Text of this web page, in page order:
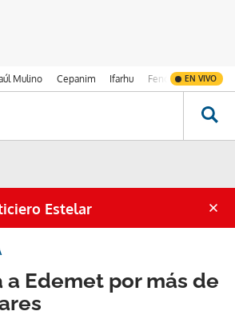
Mulino Cepanim Ifarhu Fenómeno de El
EN VIVO
Estelar
a Edemet por más de